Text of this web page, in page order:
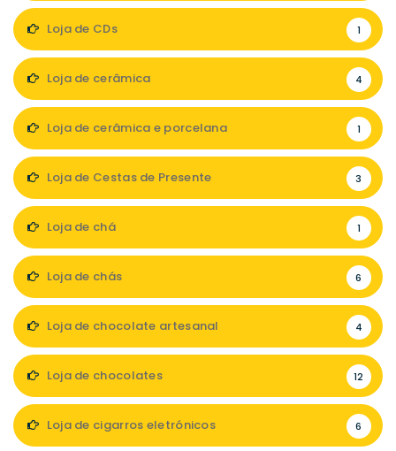
Loja de CDs 1
Loja de cerâmica 4
Loja de cerâmica e porcelana 1
Loja de Cestas de Presente 3
Loja de chá 1
Loja de chás 6
Loja de chocolate artesanal 4
Loja de chocolates 12
Loja de cigarros eletrónicos 6